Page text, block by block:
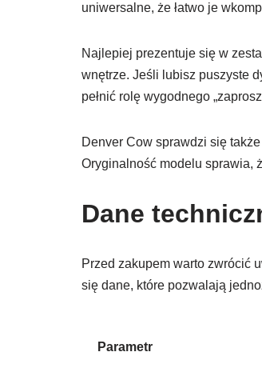
uniwersalne, że łatwo je
Najlepiej prezentuje się w
wnętrze. Jeśli lubisz puszyste
pełnić rolę wygodnego
Denver Cow sprawdzi się
Oryginalność modelu sprawia,
Dane
Przed zakupem warto zwrócić
się dane, które pozwalają
Parametr